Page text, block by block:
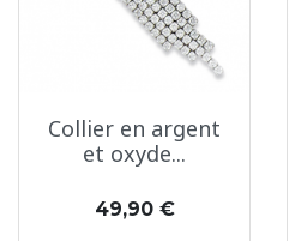
Collier en argent
et oxyde...
Prix
49,90 €